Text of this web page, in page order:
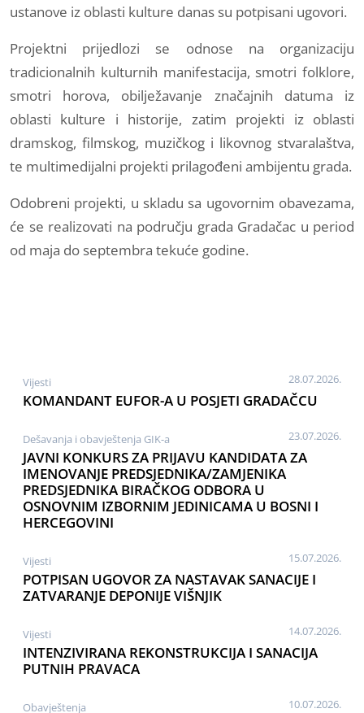
ustanove iz oblasti kulture danas su potpisani ugovori.
Projektni prijedlozi se odnose na organizaciju
tradicionalnih kulturnih manifestacija, smotri folklore,
smotri horova, obilježavanje značajnih datuma iz
oblasti kulture i historije, zatim projekti iz oblasti
dramskog, filmskog, muzičkog i likovnog stvaralaštva,
te multimedijalni projekti prilagođeni ambijentu grada.
Odobreni projekti, u skladu sa ugovornim obavezama,
će se realizovati na području grada Gradačac u period
od maja do septembra tekuće godine.
Vijesti 28.07.2026.
KOMANDANT EUFOR-A U POSJETI GRADAČCU
Dešavanja i obavještenja GIK-a 23.07.2026.
JAVNI KONKURS ZA PRIJAVU KANDIDATA ZA
IMENOVANJE PREDSJEDNIKA/ZAMJENIKA
PREDSJEDNIKA BIRAČKOG ODBORA U
OSNOVNIM IZBORNIM JEDINICAMA U BOSNI I
HERCEGOVINI
Vijesti 15.07.2026.
POTPISAN UGOVOR ZA NASTAVAK SANACIJE I
ZATVARANJE DEPONIJE VIŠNJIK
Vijesti 14.07.2026.
INTENZIVIRANA REKONSTRUKCIJA I SANACIJA
PUTNIH PRAVACA
Obavještenja 10.07.2026.